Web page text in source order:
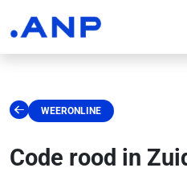
WEERONLINE
Code rood in